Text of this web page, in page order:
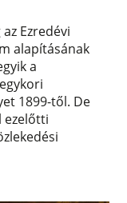
Ezredévi
alapításának
a
1899-től. De
ezelőtti